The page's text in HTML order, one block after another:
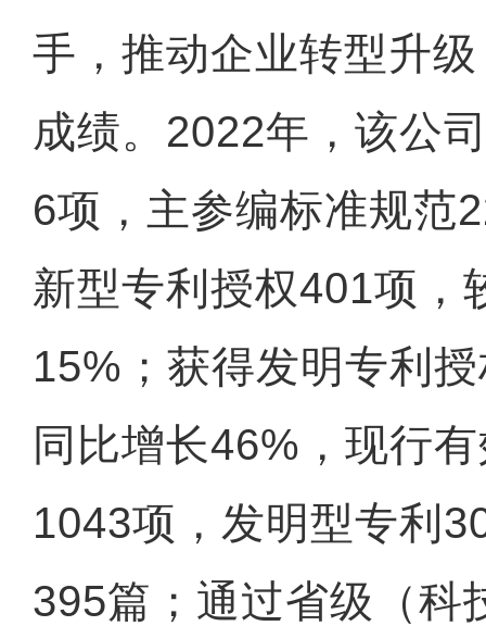
手，推动企业转型升
成绩。2022年，该公
6项，主参编标准规范
新型专利授权401项，
15%；获得发明专利
同比增长46%，现行
1043项，发明型专利
395篇；通过省级（科